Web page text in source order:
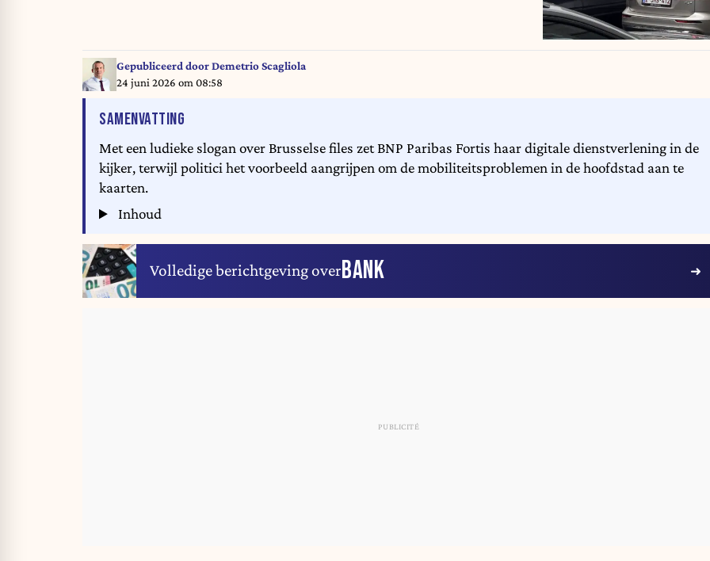
Gepubliceerd doorDemetrio Scagliola
24 juni 2026 om 08:58
SAMENVATTING
Met een ludieke slogan over Brusselse files zet BNP Paribas Fortis haar digitale dienstverlening in de
kijker, terwijl politici het voorbeeld aangrijpen om de mobiliteitsproblemen in de hoofdstad aan te
kaarten.
Inhoud
Volledige berichtgeving overBANK